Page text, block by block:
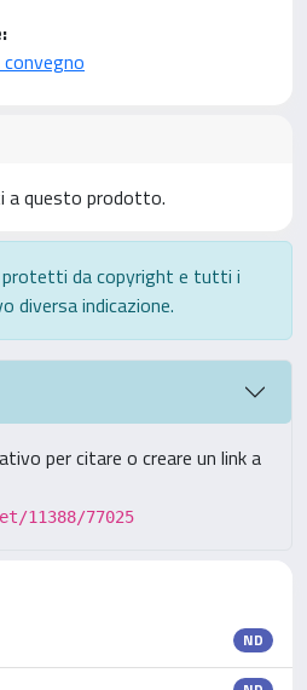
a questo prodotto.
protetti da copyright e tutti i
diversa indicazione.
per citare o creare un link a
11388/77025
ND